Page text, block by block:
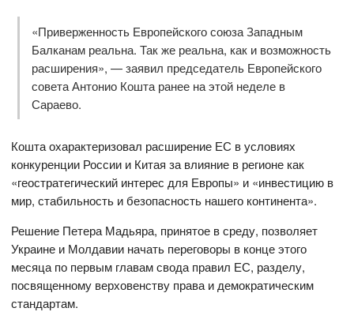
«Приверженность Европейского союза Западным
Балканам реальна. Так же реальна, как и возможность
расширения», — заявил председатель Европейского
совета Антонио Кошта ранее на этой неделе в
Сараево.
Кошта охарактеризовал расширение ЕС в условиях
конкуренции России и Китая за влияние в регионе как
«геостратегический интерес для Европы» и «инвестицию в
мир, стабильность и безопасность нашего континента».
Решение Петера Мадьяра, принятое в среду, позволяет
Украине и Молдавии начать переговоры в конце этого
месяца по первым главам свода правил ЕС, разделу,
посвященному верховенству права и демократическим
стандартам.